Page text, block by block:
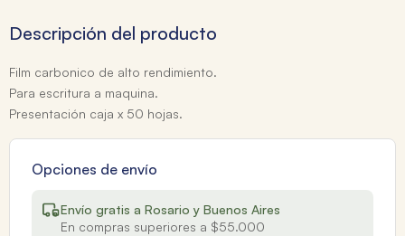
Descripción del producto
Film carbonico de alto rendimiento.
Para escritura a maquina.
Presentación caja x 50 hojas.
Opciones de envío
Envío gratis a Rosario y Buenos Aires
En compras superiores a $55.000